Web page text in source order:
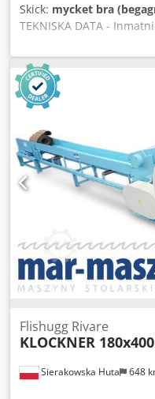
Skick: mycket bra
TEKNISKA DATA -
för flisat trä: Ø200mm -
Huvudmotor: 22kW -
30x30mm - Sikt: 16/
autorevers Dwedezruh
2600x2000x1720mm -
tillverkning – Autorevers
Begagnad flishugg
euro beroende på kurs,
större svängningar)
Sierakowska Huta 648
Flishugg Rivare
KLOCKNER